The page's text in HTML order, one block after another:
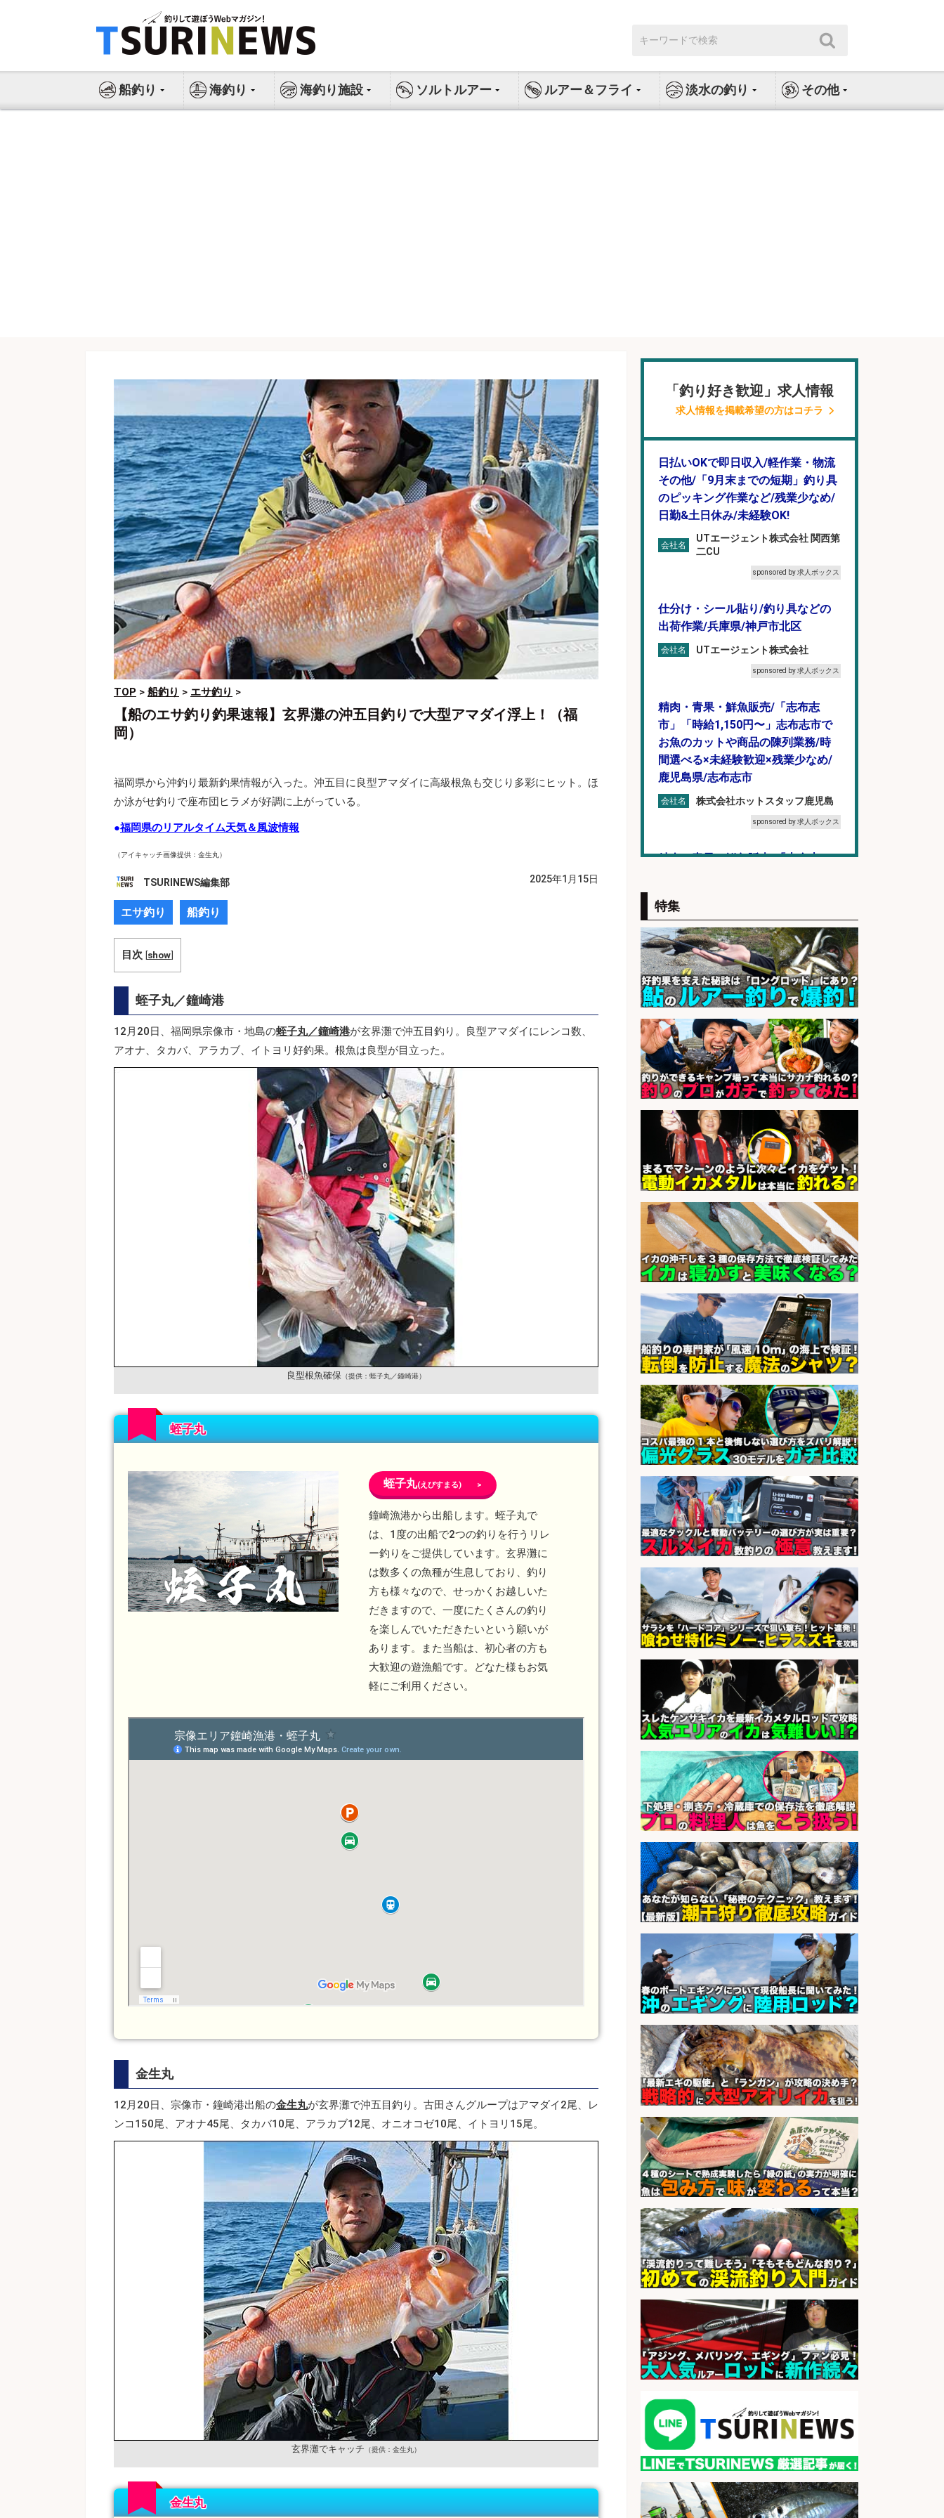
ス
索:
船釣り 海釣り 海釣り施設 ソルトルアー ルアー＆フライ 淡水の釣り その他
TOP > 船釣り > エサ釣り >
【船のエサ釣り釣果速報】玄界灘の沖五目釣りで大型アマダイ浮上！（福
岡）
福岡県から沖釣り最新釣果情報が入った。沖五目に良型アマダイに高級根魚も交じり多彩にヒット。ほ
か泳がせ釣りで座布団ヒラメが好調に上がっている。
●福岡県のリアルタイム天気＆風波情報
（アイキャッチ画像提供：金生丸）
TSURINEWS編集部 2025年1月15日
エサ釣り 船釣り
目次 [show]
蛭子丸／鐘崎港
12月20日、福岡県宗像市・地島の蛭子丸／鐘崎港が玄界灘で沖五目釣り。良型アマダイにレンコ数、
アオナ、タカバ、アラカブ、イトヨリ好釣果。根魚は良型が目立った。
良型根魚確保 （提供：蛭子丸／鐘崎港）
蛭子丸
蛭子丸(えびすまる) >
鐘崎漁港から出船します。蛭子丸で
は、1度の出船で2つの釣りを行うリレ
ー釣りをご提供しています。玄界灘に
は数多くの魚種が生息しており、釣り
方も様々なので、せっかくお越しいた
だきますので、一度にたくさんの釣り
を楽しんでいただきたいという願いが
あります。また当船は、初心者の方も
大歓迎の遊漁船です。どなた様もお気
軽にご利用ください。
金生丸
12月20日、宗像市・鐘崎港出船の金生丸が玄界灘で沖五目釣り。古田さんグループはアマダイ2尾、レ
ンコ150尾、アオナ45尾、タカバ10尾、アラカブ12尾、オニオコゼ10尾、イトヨリ15尾。
玄界灘でキャッチ （提供：金生丸）
金生丸
「釣り好き歓迎」求人情報
求人情報を掲載希望の方はコチラ
日払いOKで即日収入/軽作業・物流
その他/「9月末までの短期」釣り具
のピッキング作業など/残業少なめ/
日勤&土日休み/未経験OK!
会社名
UTエージェント株式会社 関西第
二CU
sponsored by 求人ボックス
仕分け・シール貼り/釣り具などの
出荷作業/兵庫県/神戸市北区
会社名 UTエージェント株式会社
sponsored by 求人ボックス
精肉・青果・鮮魚販売/「志布志
市」「時給1,150円〜」志布志市で
お魚のカットや商品の陳列業務/時
間選べる×未経験歓迎×残業少なめ/
鹿児島県/志布志市
会社名 株式会社ホットスタッフ鹿児島
sponsored by 求人ボックス
精肉・青果・鮮魚販売/「志布志
フ/車通勤OK×時間選べる×未経験歓
迎/鹿児島県/志布志市
会社名 株式会社ホットスタッフ鹿児島
sponsored by 求人ボックス
精肉・青果・鮮魚販売/「志布志
市」お魚のカットや商品の陳列スタ
ッフ/志布志市/「時給1,150円〜」/
未経験歓迎×残業少なめ×車通勤OK/
鹿児島県
株式会社ホットスタッフ鹿児島
sponsored by 求人ボックス
日払いOKで即日収入/製造スタッフ/
「広島市佐伯区」「時給1,200円」
日払いあり/広島市佐伯区内でお魚
のパック詰めや品出し業務/車通勤
OK×未経験歓迎×残業少なめ/広島県
会社名 株式会社ホットスタッフ五日市
sponsored by 求人ボックス
営業事務/釣り具メーカーでの営業
アシスタントのお仕事/残業なし/即
日勤務可/営業事務/軽作業
会社名 株式会社パソナ
sponsored by 求人ボックス
日払いOKで即日収入/製造スタッフ/
「堺市堺区」入社祝金10万円/堺市
堺区の工場で自転車部品や釣り具の
組立/日払いOK・未経験歓迎&土日
祝休みで年間休日126日/大阪府
会社名
パーソルファクトリーパートナ
ーズ株式会社
sponsored by 求人ボックス
精肉・青果・鮮魚販売/「志布志
市」お魚のカットや商品の陳列業
務/「時給1,150円〜」/時間選べる×
未経験歓迎×残業少なめ/鹿児島県/
志布志市
会社名 株式会社ホットスタッフ鹿児島
sponsored by 求人ボックス
精肉・青果・鮮魚販売/「志布志
市」「時給1,150円〜」志布志駅か
ら車5分/お魚のカットや商品の陳列
業務/残業少なめ×車通勤OK×時間選
べる/鹿児島県/志布志市
sponsored by 求人ボックス
さらに求人情報を見る
特集